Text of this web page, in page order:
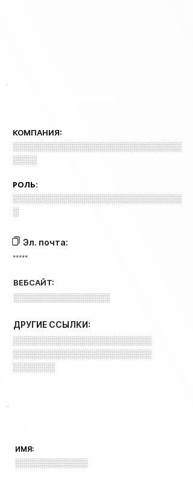
КОМПАНИЯ:
░░░░░░░░░░░░░░░░░░░░░░░░░░░░
░░░░
РОЛЬ:
░░░░░░░░░░░░░░░░░░░░░░░░░░░░
░
Эл. почта:
*****
ВЕБСАЙТ:
░░░░░░░░░░░░░░░░
ДРУГИЕ ССЫЛКИ:
░░░░░░░░░░░░░░░░░░░░░░░
░░░░░░░░░░░░░░░░░░░░░░░
░░░░░░░
ИМЯ:
░░░░░░░░░░░░